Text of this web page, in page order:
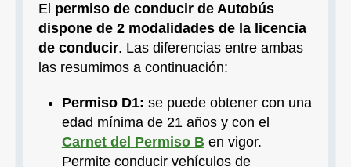
El permiso de conducir de Autobús
dispone de 2 modalidades de la licencia
de conducir. Las diferencias entre ambas
las resumimos a continuación:
Permiso D1: se puede obtener con una
edad mínima de 21 años y con el
Carnet del Permiso Ben vigor.
Permite conducir vehículos de